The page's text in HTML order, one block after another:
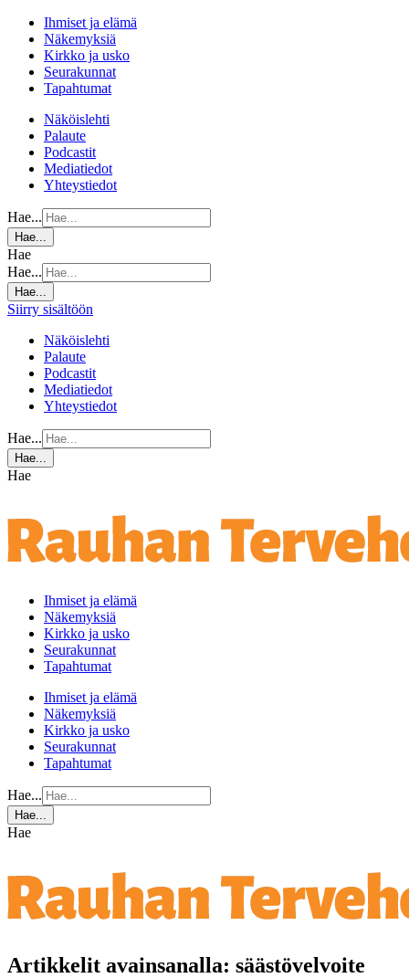
Ihmiset ja elämä
Näkemyksiä
Kirkko ja usko
Seurakunnat
Tapahtumat
Näköislehti
Palaute
Podcastit
Mediatiedot
Yhteystiedot
Hae...
Hae...
Hae
Hae...
Hae...
Siirry sisältöön
Näköislehti
Palaute
Podcastit
Mediatiedot
Yhteystiedot
Hae...
Hae...
Hae
Ihmiset ja elämä
Näkemyksiä
Kirkko ja usko
Seurakunnat
Tapahtumat
Ihmiset ja elämä
Näkemyksiä
Kirkko ja usko
Seurakunnat
Tapahtumat
Hae...
Hae...
Hae
Artikkelit avainsanalla: säästövelvoite